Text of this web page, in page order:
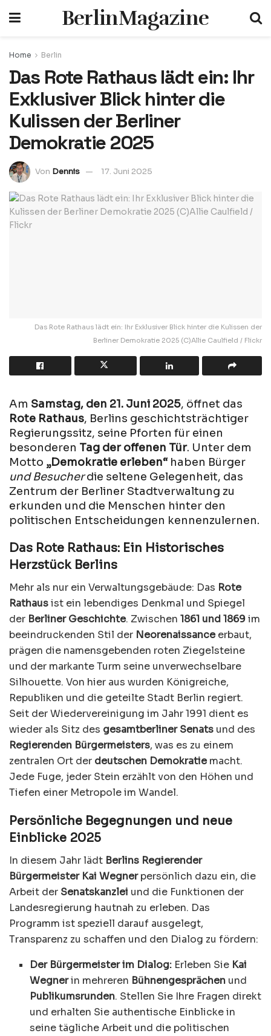
BerlinMagazine
Home Berlin
Das Rote Rathaus lädt ein: Ihr
Exklusiver Blick hinter die
Kulissen der Berliner
Demokratie 2025
Von Dennis 17. Juni 2025
Das Rote Rathaus lädt ein: Ihr Exklusiver Blick hinter die Kulissen der
Berliner Demokratie 2025 (C)Allie Caulfield / Flickr
Am Samstag, den 21. Juni 2025, öffnet das
Rote Rathaus, Berlins geschichtsträchtiger
Regierungssitz, seine Pforten für einen
besonderen Tag der offenen Tür. Unter dem
Motto „Demokratie erleben“ haben Bürger
und Besucherdie seltene Gelegenheit, das
Zentrum der Berliner Stadtverwaltung zu
erkunden und die Menschen hinter den
politischen Entscheidungen kennenzulernen.
Das Rote Rathaus: Ein Historisches
Herzstück Berlins
Mehr als nur ein Verwaltungsgebäude: Das Rote
Rathausist ein lebendiges Denkmal und Spiegel
der Berliner Geschichte. Zwischen 1861 und 1869im
beeindruckenden Stil der Neorenaissanceerbaut,
prägen die namensgebenden roten Ziegelsteine
und der markante Turm seine unverwechselbare
Silhouette. Von hier aus wurden Königreiche,
Republiken und die geteilte Stadt Berlin regiert.
Seit der Wiedervereinigung im Jahr 1991 dient es
wieder als Sitz des gesamtberliner Senats und des
Regierenden Bürgermeisters, was es zu einem
zentralen Ort der deutschen Demokratiemacht.
Jede Fuge, jeder Stein erzählt von den Höhen und
Tiefen einer Metropole im Wandel.
Persönliche Begegnungen und neue
Einblicke 2025
In diesem Jahr lädt Berlins Regierender
Bürgermeister Kai Wegnerpersönlich dazu ein, die
Arbeit der Senatskanzlei und die Funktionen der
Landesregierung hautnah zu erleben. Das
Programm ist speziell darauf ausgelegt,
Transparenz zu schaffen und den Dialog zu fördern:
Der Bürgermeister im Dialog: Erleben Sie Kai
Wegnerin mehreren Bühnengesprächen und
Publikumsrunden. Stellen Sie Ihre Fragen direkt
und erhalten Sie authentische Einblicke in
seine tägliche Arbeit und die politischen